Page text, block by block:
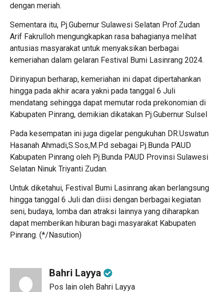
dengan meriah.
Sementara itu, Pj.Gubernur Sulawesi Selatan Prof.Zudan
Arif Fakrulloh mengungkapkan rasa bahagianya melihat
antusias masyarakat untuk menyaksikan berbagai
kemeriahan dalam gelaran Festival Bumi Lasinrang 2024.
Dirinyapun berharap, kemeriahan ini dapat dipertahankan
hingga pada akhir acara yakni pada tanggal 6 Juli
mendatang sehingga dapat memutar roda prekonomian di
Kabupaten Pinrang, demikian dikatakan Pj.Gubernur Sulsel
Pada kesempatan ini juga digelar pengukuhan DR.Uswatun
Hasanah Ahmadi,S.Sos,M.Pd sebagai Pj.Bunda PAUD
Kabupaten Pinrang oleh Pj.Bunda PAUD Provinsi Sulawesi
Selatan Ninuk Triyanti Zudan.
Untuk diketahui, Festival Bumi Lasinrang akan berlangsung
hingga tanggal 6 Juli dan diisi dengan berbagai kegiatan
seni, budaya, lomba dan atraksi lainnya yang diharapkan
dapat memberikan hiburan bagi masyarakat Kabupaten
Pinrang. (*/Nasution)
Bahri Layya
Pos lain oleh Bahri Layya